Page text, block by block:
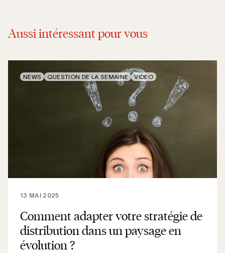
Aussi intéressant pour vous
Comment adapter votre stratégie de
distribution dans un paysage en
évolution ?
13 MAI 2025
NEWS QUESTION DE LA SEMAINE VIDEO